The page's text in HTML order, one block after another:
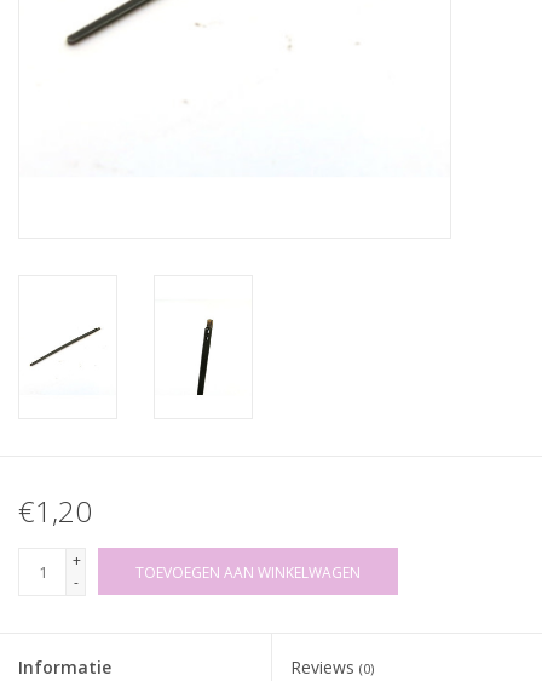
€1,20
+
-
TOEVOEGEN AAN WINKELWAGEN
Informatie Reviews (0)